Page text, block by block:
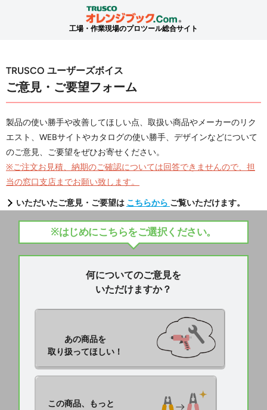
工場・作業現場のプロツール総合サイト
TRUSCO ユーザーズボイス
ご意見・ご要望フォーム
製品の使い勝手や改善してほしい点、取扱い商品やメーカーのリク
エスト、WEBサイトやカタログの使い勝手、デザインなどについて
のご意見、ご要望をぜひお寄せください。
※ご注文お見積、納期のご確認については回答できませんので、担
当の窓口支店までお願い致します。
いただいたご意見・ご要望は こちらから ご覧いただけます。
※はじめにこちらをご選択ください。
何についてのご意見を
いただけますか？
あの商品を
取り扱ってほしい！
この商品、もっと